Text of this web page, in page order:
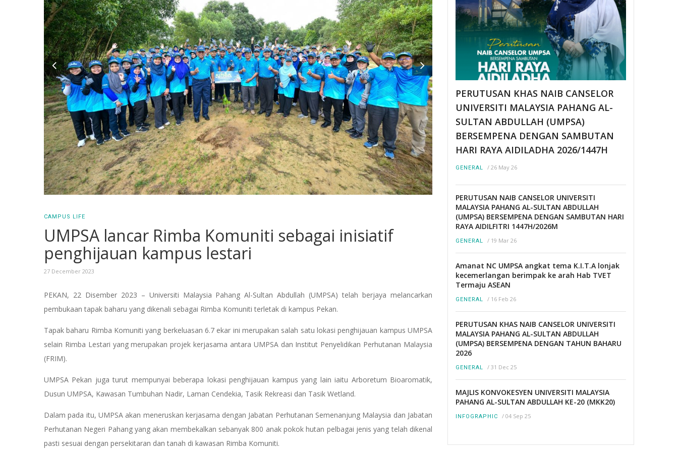
CAMPUS LIFE
UMPSA lancar Rimba Komuniti sebagai inisiatif
penghijauan kampus lestari
27 December 2023
PEKAN, 22 Disember 2023 – Universiti Malaysia Pahang Al-Sultan Abdullah (UMPSA) telah berjaya melancarkan
pembukaan tapak baharu yang dikenali sebagai Rimba Komuniti terletak di kampus Pekan.
Tapak baharu Rimba Komuniti yang berkeluasan 6.7 ekar ini merupakan salah satu lokasi penghijauan kampus UMPSA
selain Rimba Lestari yang merupakan projek kerjasama antara UMPSA dan Institut Penyelidikan Perhutanan Malaysia
(FRIM).
UMPSA Pekan juga turut mempunyai beberapa lokasi penghijauan kampus yang lain iaitu Arboretum Bioaromatik,
Dusun UMPSA, Kawasan Tumbuhan Nadir, Laman Cendekia, Tasik Rekreasi dan Tasik Wetland.
Dalam pada itu, UMPSA akan meneruskan kerjasama dengan Jabatan Perhutanan Semenanjung Malaysia dan Jabatan
Perhutanan Negeri Pahang yang akan membekalkan sebanyak 800 anak pokok hutan pelbagai jenis yang telah dikenal
pasti sesuai dengan persekitaran dan tanah di kawasan Rimba Komuniti.
PERUTUSAN KHAS NAIB CANSELOR
UNIVERSITI MALAYSIA PAHANG AL-
SULTAN ABDULLAH (UMPSA)
BERSEMPENA DENGAN SAMBUTAN
HARI RAYA AIDILADHA 2026/1447H
GENERAL / 26 May 26
PERUTUSAN NAIB CANSELOR UNIVERSITI
MALAYSIA PAHANG AL-SULTAN ABDULLAH
(UMPSA) BERSEMPENA DENGAN SAMBUTAN HARI
RAYA AIDILFITRI 1447H/2026M
GENERAL / 19 Mar 26
Amanat NC UMPSA angkat tema K.I.T.A lonjak
kecemerlangan berimpak ke arah Hab TVET
Termaju ASEAN
GENERAL / 16 Feb 26
PERUTUSAN KHAS NAIB CANSELOR UNIVERSITI
MALAYSIA PAHANG AL-SULTAN ABDULLAH
(UMPSA) BERSEMPENA DENGAN TAHUN BAHARU
2026
GENERAL / 31 Dec 25
MAJLIS KONVOKESYEN UNIVERSITI MALAYSIA
PAHANG AL-SULTAN ABDULLAH KE-20 (MKK20)
INFOGRAPHIC / 04 Sep 25